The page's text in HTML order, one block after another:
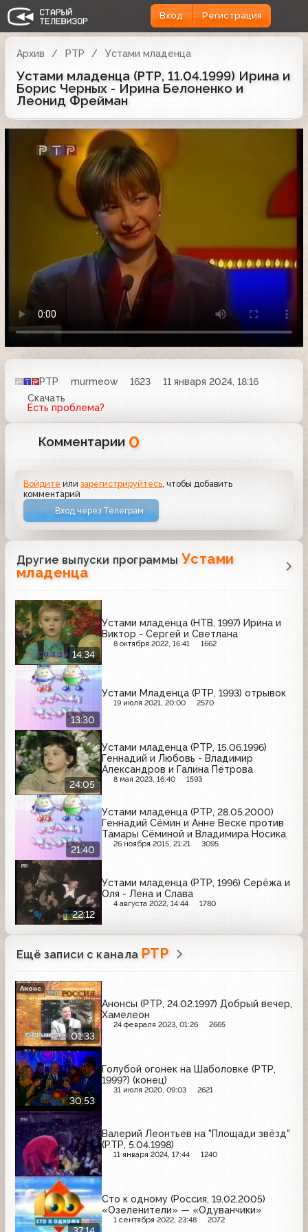
Вход Регистрация
Архив РТР Устами младенца
Устами младенца (РТР, 11.04.1999) Ирина и
Борис Черных - Ирина Белоненко и
Леонид Фрейман
РТР murmeow 1623
11 января 2024, 18:16
Скачать
Есть проблема?
Комментарии 0
Войдите илизарегистрируйтесь, чтобы добавить
комментарий
Вход через Телеграм
Другие выпуски программы Устами
младенца
14:34
Устами младенца (НТВ, 1997) Ирина и
Виктор - Сергей и Светлана
8 октября 2022, 16:41 1662
13:30
Устами Младенца (РТР, 1993) отрывок
19 июля 2021, 20:00 2570
24:05
Устами младенца (РТР, 15.06.1996)
Геннадий и Любовь - Владимир
Александров и Галина Петрова
8 мая 2023, 16:40 1593
21:40
Устами младенца (РТР, 28.05.2000)
Геннадий Сёмин и Анне Веске против
Тамары Сёминой и Владимира Носика
26 ноября 2015, 21:21 3095
22:12
Устами младенца (РТР, 1996) Серёжа и
Оля - Лена и Слава
4 августа 2022, 14:44 1780
Ещё записи с канала РТР
01:33
Анонсы (РТР, 24.02.1997) Добрый вечер,
Хамелеон
24 февраля 2023, 01:26 2665
Анонс
30:53
Голубой огонек на Шаболовке (РТР,
1999?) (конец)
31 июля 2020, 09:03 2621
Валерий Леонтьев на "Площади звёзд"
(РТР, 5.04.1998)
11 января 2024, 17:44 1240
Сто к одному (Россия, 19.02.2005)
«Озеленители» — «Одуванчики»
1 сентября 2022, 23:48 2072